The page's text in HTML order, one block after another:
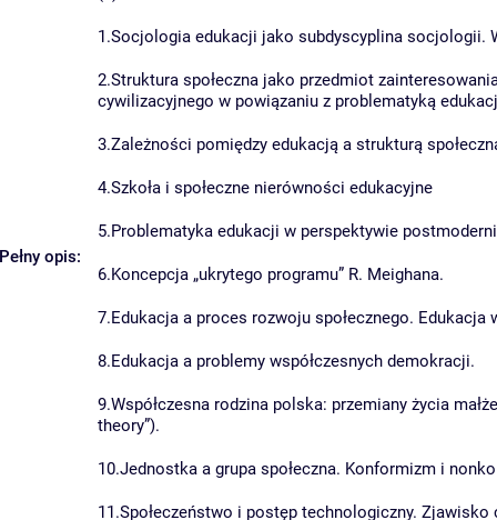
Pełny opis:
1.Socjologia edukacji jako subdyscyplina socjologii.
2.Struktura społeczna jako przedmiot
cywilizacyjnego w powiązaniu z problematyką
3.Zależności pomiędzy edukacją a strukturą
4.Szkoła i społeczne nierówności edukacyjne
5.Problematyka edukacji w perspektywie
6.Koncepcja „ukrytego programu” R. Meighana.
7.Edukacja a proces rozwoju społecznego.
8.Edukacja a problemy współczesnych demokracji.
9.Współczesna rodzina polska: przemiany życia
theory”).
10.Jednostka a grupa społeczna. Konformizm i
11.Społeczeństwo i postęp technologiczny.